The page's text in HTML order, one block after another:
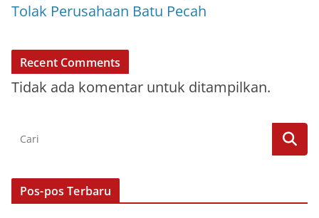
Tolak Perusahaan Batu Pecah
Recent Comments
Tidak ada komentar untuk ditampilkan.
Pos-pos Terbaru